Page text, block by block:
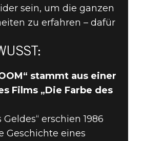
–
DES
sein, um die ganzen
zu erfahren – dafür
stammt aus einer
Films „Die Farbe des
erschien 1986
Geschichte eines